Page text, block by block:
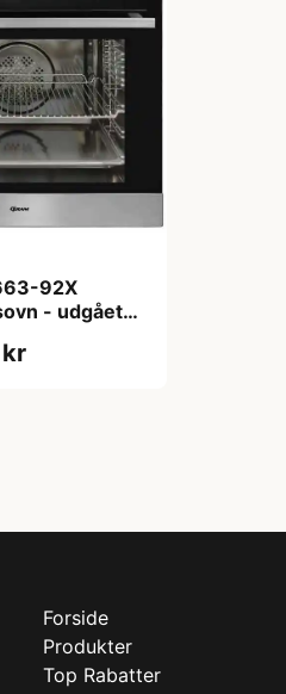
92X
- udgået
Forside
Produkter
Top Rabatter